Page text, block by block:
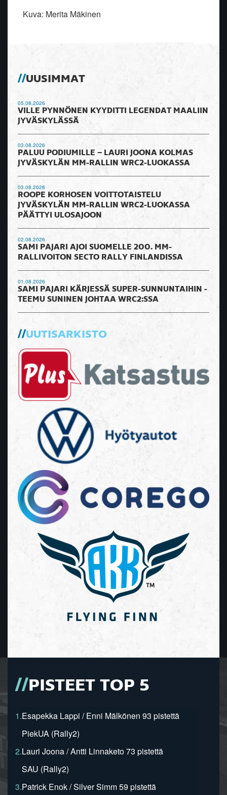
Kuva: Merita Mäkinen
UUSIMMAT
05.08.2026
VILLE PYNNÖNEN KYYDITTI LEGENDAT MAALIIN
JYVÄSKYLÄSSÄ
03.08.2026
PALUU PODIUMILLE – LAURI JOONA KOLMAS
JYVÄSKYLÄN MM-RALLIN WRC2-LUOKASSA
03.08.2026
ROOPE KORHOSEN VOITTOTAISTELU
JYVÄSKYLÄN MM-RALLIN WRC2-LUOKASSA
PÄÄTTYI ULOSAJOON
02.08.2026
SAMI PAJARI AJOI SUOMELLE 200. MM-
RALLIVOITON SECTO RALLY FINLANDISSA
01.08.2026
SAMI PAJARI KÄRJESSÄ SUPER-SUNNUNTAIHIN -
TEEMU SUNINEN JOHTAA WRC2:SSA
UUTISARKISTO
PISTEET TOP 5
1.Esapekka Lappi / Enni Mälkönen 93 pistettä
PiekUA (Rally2)
2.Lauri Joona / Antti Linnaketo 73 pistettä
SAU (Rally2)
3.Patrick Enok / Silver Simm 59 pistettä